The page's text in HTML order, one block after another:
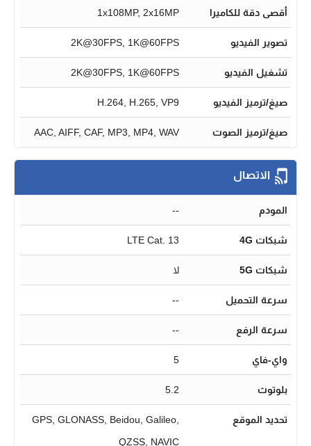
أقصى دقة للكاميرا 1x108MP, 2x16MP
تصوير الفيديو 2K@30FPS, 1K@60FPS
تشغيل الفيديو 2K@30FPS, 1K@60FPS
صيغ/ترميز الفيديو H.264, H.265, VP9
صيغ/ترميز الصوت AAC, AIFF, CAF, MP3, MP4, WAV
الاتصال
المودم --
شبكات 4G LTE Cat. 13
شبكات 5G لا
سرعة التحميل --
سرعة الرفع --
واي-فاي 5
بلوتوث 5.2
تحديد الموقع
GPS, GLONASS, Beidou, Galileo,
QZSS, NAVIC